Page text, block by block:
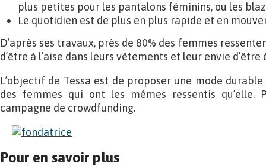
plus petites pour les pantalons féminins, ou les
Le quotidien est de plus en plus rapide et en
D’après ses travaux, près de 80% des femmes
d’être à l’aise dans leurs vêtements et leur envie d’être
L’objectif de Tessa est de proposer une mode
des femmes qui ont les mêmes ressentis
campagne de crowdfunding.
Pour en savoir plus